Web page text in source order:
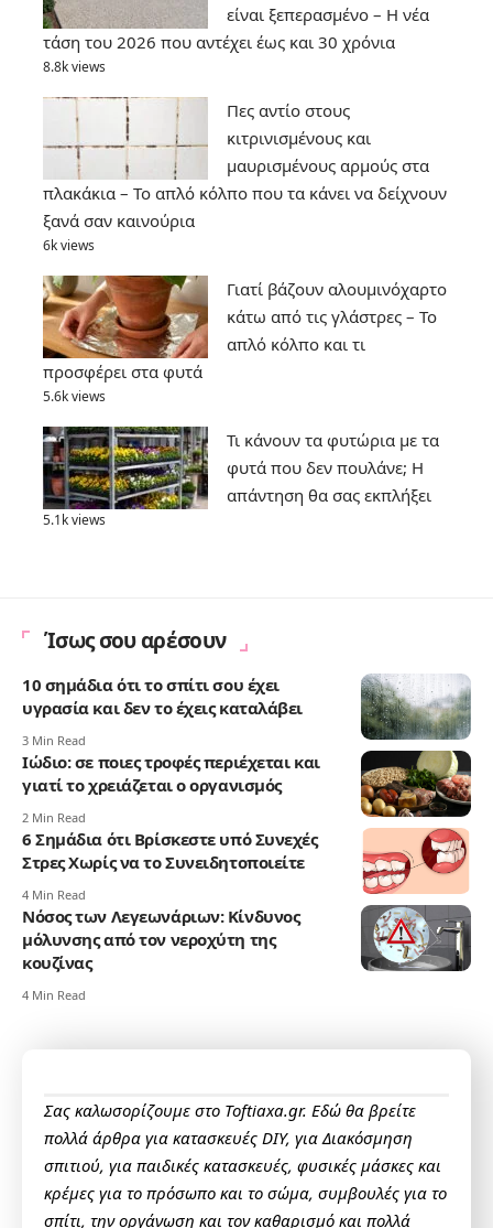
είναι ξεπερασμένο – Η νέα
τάση του 2026 που αντέχει έως και 30 χρόνια
8.8k views
Πες αντίο στους
κιτρινισμένους και
μαυρισμένους αρμούς στα
πλακάκια – Το απλό κόλπο που τα κάνει να δείχνουν
ξανά σαν καινούρια
6k views
Γιατί βάζουν αλουμινόχαρτο
κάτω από τις γλάστρες – Το
απλό κόλπο και τι
προσφέρει στα φυτά
5.6k views
Τι κάνουν τα φυτώρια με τα
φυτά που δεν πουλάνε; Η
απάντηση θα σας εκπλήξει
5.1k views
Ίσως σου αρέσουν
10 σημάδια ότι το σπίτι σου έχει
υγρασία και δεν το έχεις καταλάβει
3 Min Read
Ιώδιο: σε ποιες τροφές περιέχεται και
γιατί το χρειάζεται ο οργανισμός
2 Min Read
6 Σημάδια ότι Βρίσκεστε υπό Συνεχές
Στρες Χωρίς να το Συνειδητοποιείτε
4 Min Read
Νόσος των Λεγεωνάριων: Κίνδυνος
μόλυνσης από τον νεροχύτη της
κουζίνας
4 Min Read
Σας καλωσορίζουμε στο Toftiaxa.gr. Εδώ θα βρείτε
πολλά άρθρα για κατασκευές DIY, για Διακόσμηση
σπιτιού, για παιδικές κατασκευές, φυσικές μάσκες και
κρέμες για το πρόσωπο και το σώμα, συμβουλές για το
σπίτι, την οργάνωση και τον καθαρισμό και πολλά